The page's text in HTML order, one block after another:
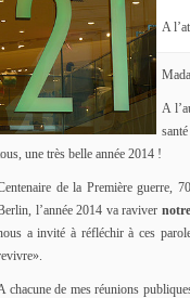
A
A
une très belle année 2014 !
de la Première guerre,
l’année 2014 va raviver
a invité à réfléchir à ces
chacune de mes réunions